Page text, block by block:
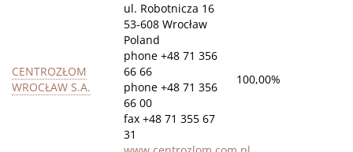
CENTROZŁOM
WROCŁAW S.A.
ul. Robotnicza 16
53-608 Wrocław
Poland
phone +48 71 356
66 66
phone +48 71 356
66 00
fax +48 71 355 67
31
100,00%